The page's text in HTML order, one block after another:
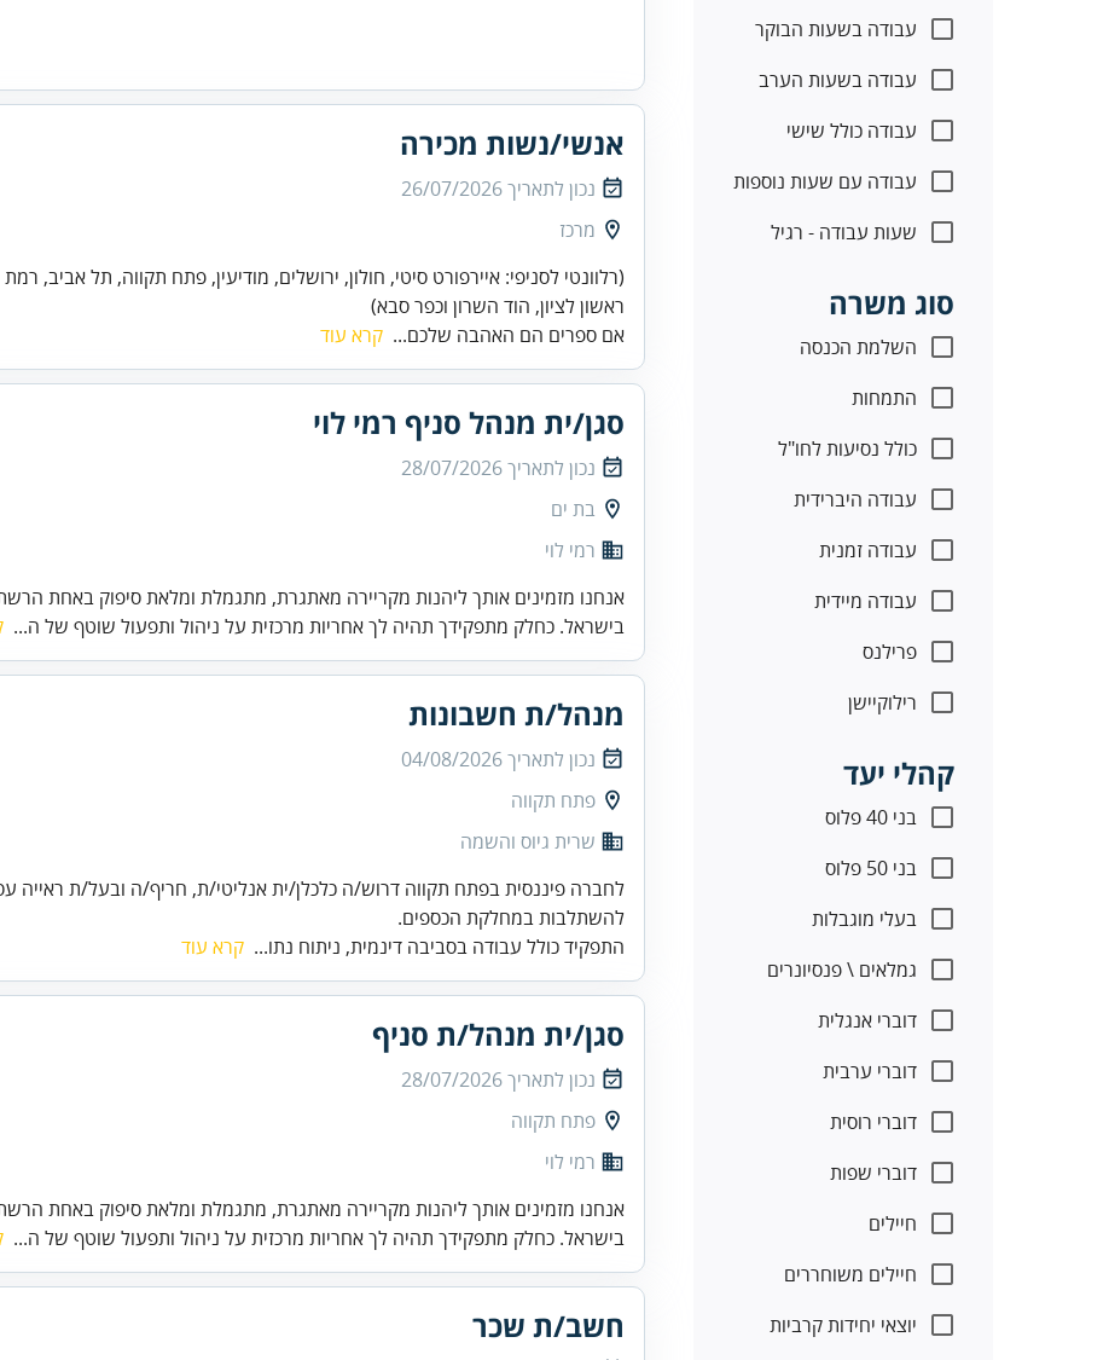
עבודה בשעות הבוקר
עבודה בשעות הערב
עבודה כולל שישי
עבודה עם שעות נוספות
שעות עבודה - רגיל
סוג משרה
השלמת הכנסה
התמחות
כולל נסיעות לחו"ל
עבודה היברידית
עבודה זמנית
עבודה מיידית
פרילנס
רילוקיישן
קהלי יעד
בני 40 פלוס
בני 50 פלוס
בעלי מוגבלות
גמלאים \ פנסיונרים
דוברי אנגלית
דוברי ערבית
דוברי רוסית
דוברי שפות
חיילים
חיילים משוחררים
יוצאי יחידות קרביות
אנשי/נשות מכירה
נכון לתאריך26/07/2026
מרכז
(רלוונטי לסניפי: איירפורט סיטי, חולון, ירושלים, מודיעין, פתח תקווה, תל אביב,
ראשון לציון, הוד השרון וכפר סבא)
אם ספרים הם האהבה שלכם... קרא עוד
סגן/ית מנהל סניף רמי לוי
נכון לתאריך28/07/2026
בת ים
רמי לוי
אנחנו מזמינים אותך ליהנות מקריירה מאתגרת, מתגמלת ומלאת סיפוק באחת
בישראל. כחלק מתפקידך תהיה לך אחריות מרכזית על ניהול ותפעול שוטף של ה...
מנהל/ת חשבונות
נכון לתאריך04/08/2026
פתח תקווה
שרית גיוס והשמה
לחברה פיננסית בפתח תקווה דרוש/ה כלכלן/ית אנליטי/ת, חריף/ה ובעל/ת ראייה
להשתלבות במחלקת הכספים.
התפקיד כולל עבודה בסביבה דינמית, ניתוח נתו... קרא עוד
סגן/ית מנהל/ת סניף
נכון לתאריך28/07/2026
פתח תקווה
רמי לוי
אנחנו מזמינים אותך ליהנות מקריירה מאתגרת, מתגמלת ומלאת סיפוק באחת
בישראל. כחלק מתפקידך תהיה לך אחריות מרכזית על ניהול ותפעול שוטף של ה...
חשב/ת שכר